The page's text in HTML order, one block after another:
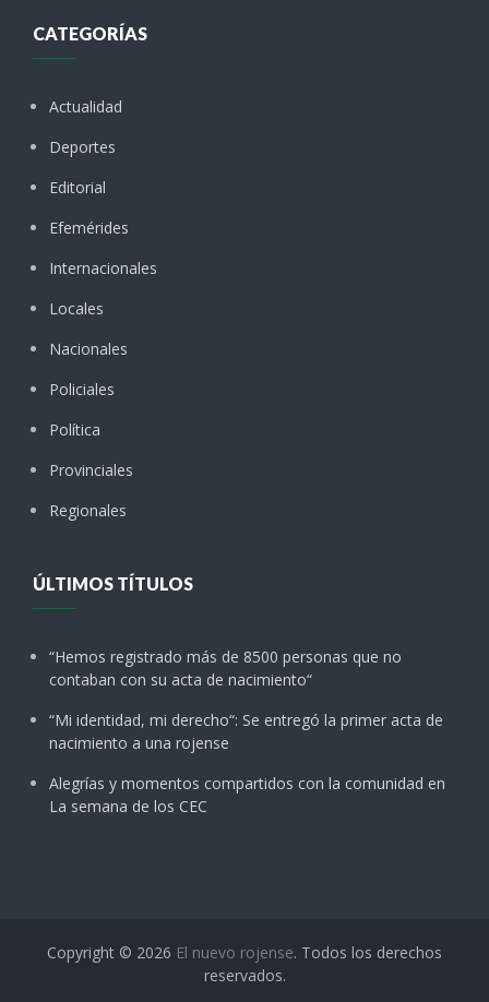
CATEGORÍAS
Actualidad
Deportes
Editorial
Efemérides
Internacionales
Locales
Nacionales
Policiales
Política
Provinciales
Regionales
ÚLTIMOS TÍTULOS
“Hemos registrado más de 8500 personas que no
contaban con su acta de nacimiento“
“Mi identidad, mi derecho“: Se entregó la primer acta de
nacimiento a una rojense
Alegrías y momentos compartidos con la comunidad en
La semana de los CEC
Copyright © 2026 El nuevo rojense. Todos los derechos
reservados.